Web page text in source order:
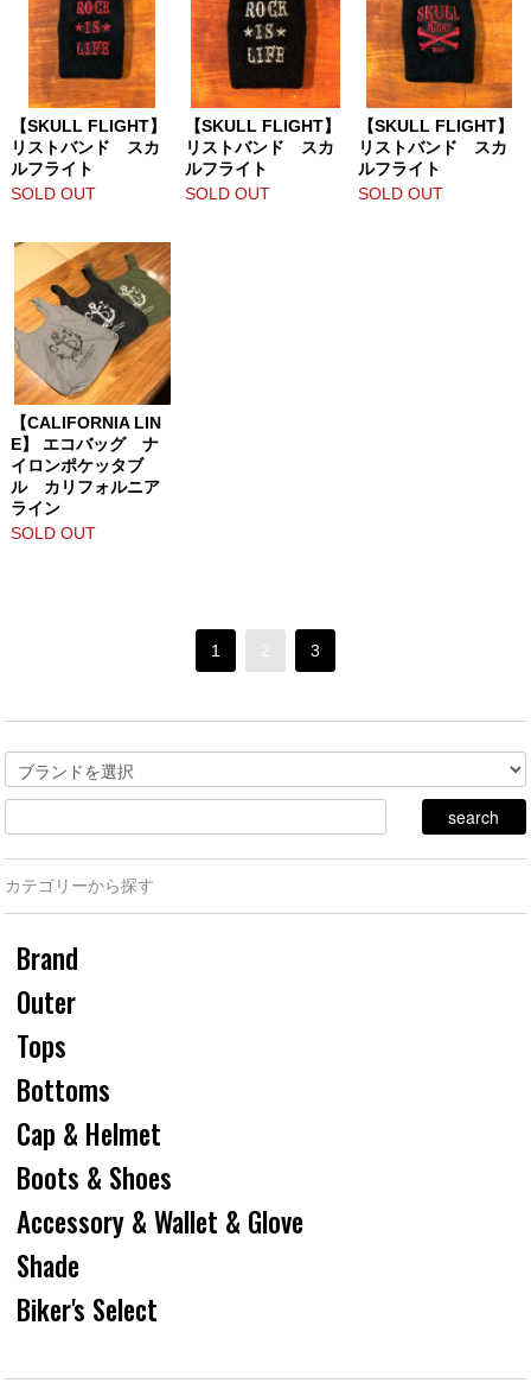
【SKULL FLIGHT】
リストバンド スカ
ルフライト
SOLD OUT
【SKULL FLIGHT】
リストバンド スカ
ルフライト
SOLD OUT
【SKULL FLIGHT】
リストバンド スカ
ルフライト
SOLD OUT
【CALIFORNIA LIN
E】 エコバッグ ナ
イロンポケッタブ
ル カリフォルニア
ライン
SOLD OUT
1 2 3
カテゴリーから探す
Brand
Outer
Tops
Bottoms
Cap & Helmet
Boots & Shoes
Accessory & Wallet & Glove
Shade
Biker's Select